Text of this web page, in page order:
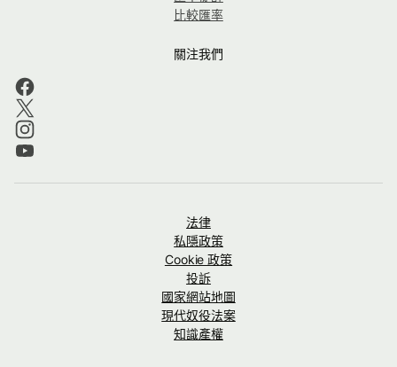
比較匯率
關注我們
法律
私隱政策
Cookie 政策
投訴
國家網站地圖
現代奴役法案
知識產權